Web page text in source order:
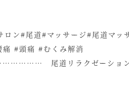
ロン#尾道#マッサージ#尾道マッ
痛 #頭痛 #むくみ解消
道リラクゼーション